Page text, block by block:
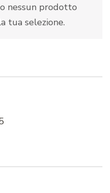
nessun prodotto
tua selezione.